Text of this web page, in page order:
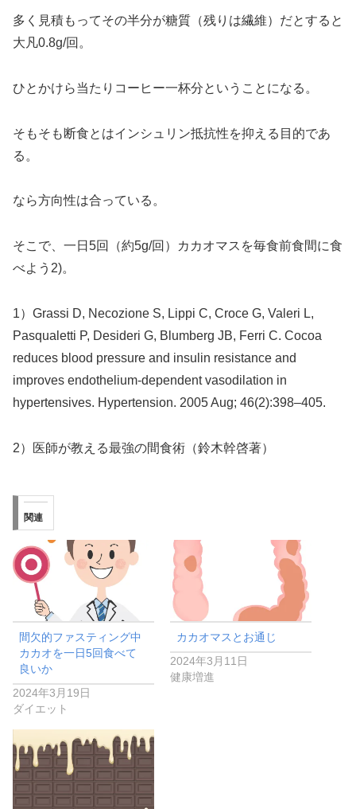
多く見積もってその半分が糖質（残りは繊維）だとすると
大凡0.8g/回。
ひとかけら当たりコーヒー一杯分ということになる。
そもそも断食とはインシュリン抵抗性を抑える目的であ
る。
なら方向性は合っている。
そこで、一日5回（約5g/回）カカオマスを毎食前食間に食
べよう2)。
1）Grassi D, Necozione S, Lippi C, Croce G, Valeri L,
Pasqualetti P, Desideri G, Blumberg JB, Ferri C. Cocoa
reduces blood pressure and insulin resistance and
improves endothelium-dependent vasodilation in
hypertensives. Hypertension. 2005 Aug; 46(2):398–405.
2）医師が教える最強の間食術（鈴木幹啓著）
関連
間欠的ファスティング中
カカオを一日5回食べて
良いか
2024年3月19日
ダイエット
カカオマスとお通じ
2024年3月11日
健康増進